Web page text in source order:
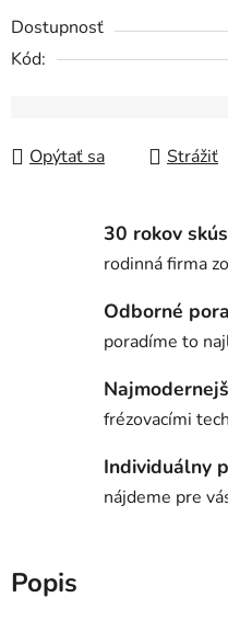
Dostupnosť
Kód:
Opýtať sa Strážiť
30 rokov
rodinná firma
Odborné
poradíme to
frézovacími
Individuálny
nájdeme pre
Popis